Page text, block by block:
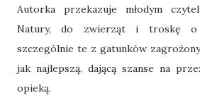
Autorka przekazuje młodym
Natury, do zwierząt i troskę
szczególnie te z gatunków
jak najlepszą, dającą szanse na
opieką.